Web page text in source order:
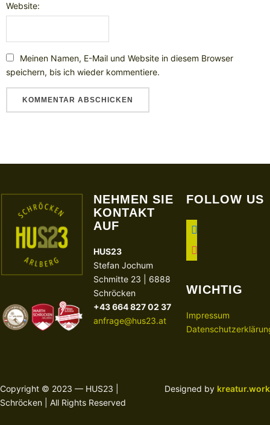
Website:
Meinen Namen, E-Mail und Website in diesem Browser
speichern, bis ich wieder kommentiere.
NEHMEN SIE
KONTAKT
AUF
HUS23
Stefan Jochum
Schmitte 23 | 6888
Schröcken
+43 664 827 02 37
anfrage@hus23.at
FOLLOW US
facebook
instagram
WICHTIG
Impressum
Copyright © 2023 — HUS23 |
Schröcken | All Rights Reserved
Designed by kreatur.work